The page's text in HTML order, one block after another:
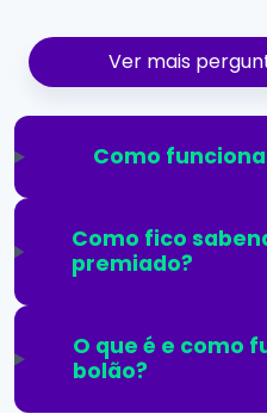
Ver mais
Como
Como fico
premiado?
O que é e como
bolão?